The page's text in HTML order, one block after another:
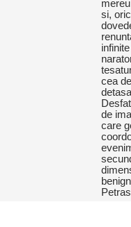
si,
cea
de
care